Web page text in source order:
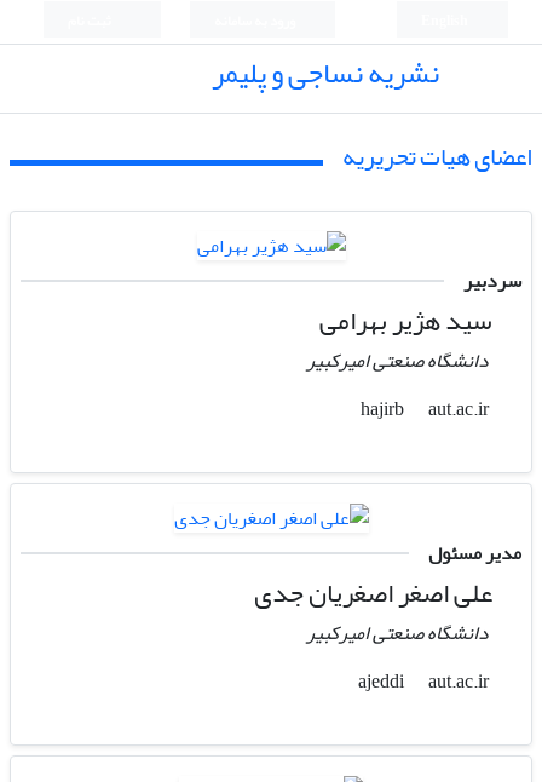
نشریه نساجی و پلیمر
اعضای هیات تحریریه
سردبیر
سید هژیر بهرامی
دانشگاه صنعتی امیرکبیر
hajirb
aut.ac.ir
مدیر مسئول
علی اصغر اصغریان جدی
دانشگاه صنعتی امیرکبیر
ajeddi
aut.ac.ir